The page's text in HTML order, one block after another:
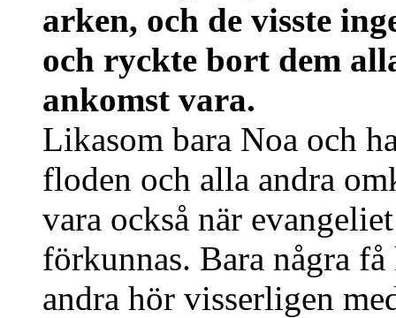
arken, och de visste
och ryckte bort dem
ankomst vara.
Likasom bara Noa och
floden och alla andra
vara också när
förkunnas. Bara några
andra hör visserligen